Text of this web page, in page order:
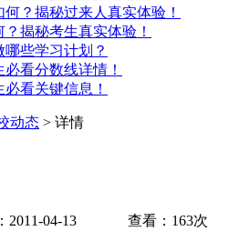
？揭秘过来人真实体验！
揭秘考生真实体验！
些学习计划？
看分数线详情！
看关键信息！
动态 > 详情
04-13 查看：163次